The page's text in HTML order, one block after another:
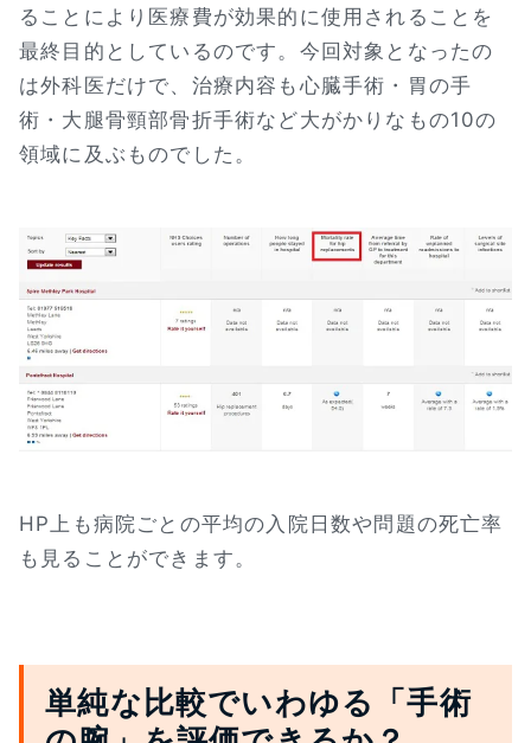
ることにより医療費が効果的に使用されることを
最終目的としているのです。今回対象となったの
は外科医だけで、治療内容も心臓手術・胃の手
術・大腿骨頸部骨折手術など大がかりなもの10の
領域に及ぶものでした。
HP上も病院ごとの平均の入院日数や問題の死亡率
も見ることができます。
単純な比較でいわゆる「手術